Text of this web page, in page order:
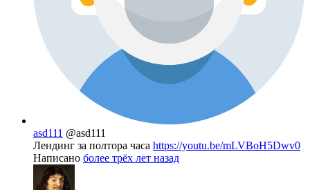
asd111 @asd111
Лендинг за полтора часа https://youtu.be/mLVBoH5Dwv0
Написано более трёх лет назад